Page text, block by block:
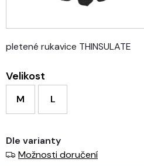
Velikost
M L
pletené rukavice THINSULATE
Dle varianty
Možnosti doručení